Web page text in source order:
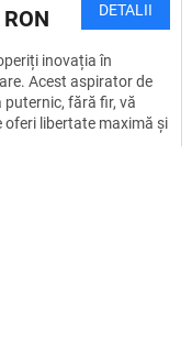
DETALII
inovația în
Acest aspirator de
puternic, fără fir, vă
oferi libertate maximă și